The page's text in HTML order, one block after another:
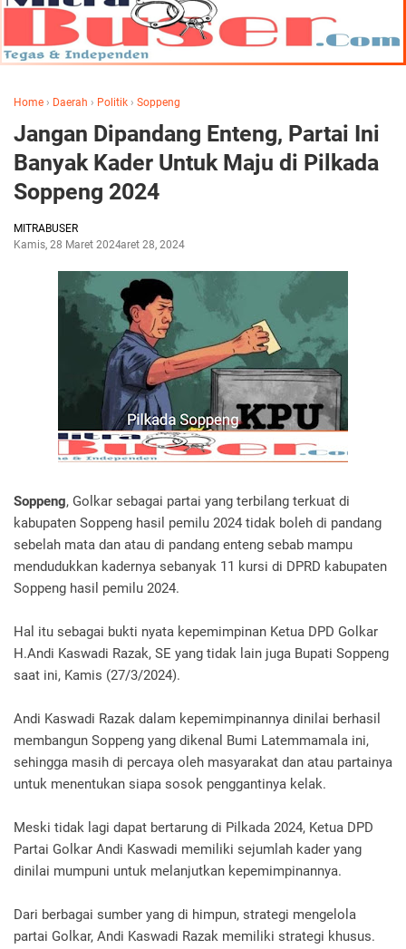
Home › Daerah › Politik › Soppeng
Jangan Dipandang Enteng, Partai Ini
Banyak Kader Untuk Maju di Pilkada
Soppeng 2024
MITRABUSER
Kamis, 28 Maret 2024Maret 28, 2024
Soppeng, Golkar sebagai partai yang terbilang terkuat di
kabupaten Soppeng hasil pemilu 2024 tidak boleh di pandang
sebelah mata dan atau di pandang enteng sebab mampu
mendudukkan kadernya sebanyak 11 kursi di DPRD kabupaten
Soppeng hasil pemilu 2024.
Hal itu sebagai bukti nyata kepemimpinan Ketua DPD Golkar
H.Andi Kaswadi Razak, SE yang tidak lain juga Bupati Soppeng
saat ini, Kamis (27/3/2024).
Andi Kaswadi Razak dalam kepemimpinannya dinilai berhasil
membangun Soppeng yang dikenal Bumi Latemmamala ini,
sehingga masih di percaya oleh masyarakat dan atau partainya
untuk menentukan siapa sosok penggantinya kelak.
Meski tidak lagi dapat bertarung di Pilkada 2024, Ketua DPD
Partai Golkar Andi Kaswadi memiliki sejumlah kader yang
dinilai mumpuni untuk melanjutkan kepemimpinannya.
Dari berbagai sumber yang di himpun, strategi mengelola
partai Golkar, Andi Kaswadi Razak memiliki strategi khusus.